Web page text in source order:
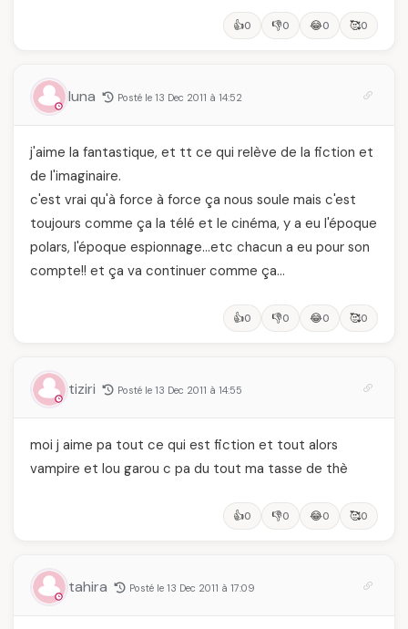
👍0 👎0 😂0 🥰0
luna Posté le 13 Dec 2011 à 14:52
j'aime la fantastique, et tt ce qui relève de la fiction et
de l'imaginaire.
c'est vrai qu'à force à force ça nous soule mais c'est
toujours comme ça la télé et le cinéma, y a eu l'époque
polars, l'époque espionnage…etc chacun a eu pour son
compte!! et ça va continuer comme ça…
👍0 👎0 😂0 🥰0
tiziri Posté le 13 Dec 2011 à 14:55
moi j aime pa tout ce qui est fiction et tout alors
vampire et lou garou c pa du tout ma tasse de thè
👍0 👎0 😂0 🥰0
tahira Posté le 13 Dec 2011 à 17:09